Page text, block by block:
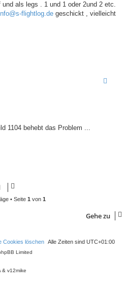
als legs . 1 und 1 oder 2und 2 etc.
flightlog.de geschickt , vielleicht
1104 behebt das Problem ...
• Seite 1 von 1
Gehe zu
Cookies löschen Alle Zeiten sind UTC+01:00
Limited
& v12mike